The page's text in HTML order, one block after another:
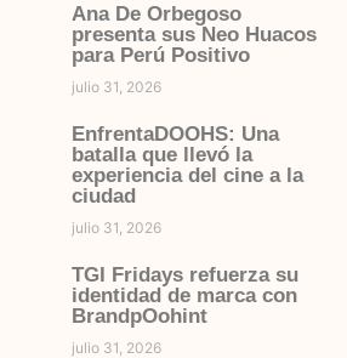
Ana De Orbegoso
presenta sus Neo Huacos
para Perú Positivo
julio 31, 2026
EnfrentaDOOHS: Una
batalla que llevó la
experiencia del cine a la
ciudad
julio 31, 2026
TGI Fridays refuerza su
identidad de marca con
BrandpOohint
julio 31, 2026